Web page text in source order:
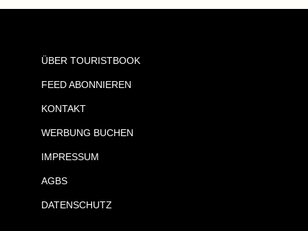
ÜBER TOURISTBOOK
FEED ABONNIEREN
KONTAKT
WERBUNG BUCHEN
IMPRESSUM
AGBS
DATENSCHUTZ